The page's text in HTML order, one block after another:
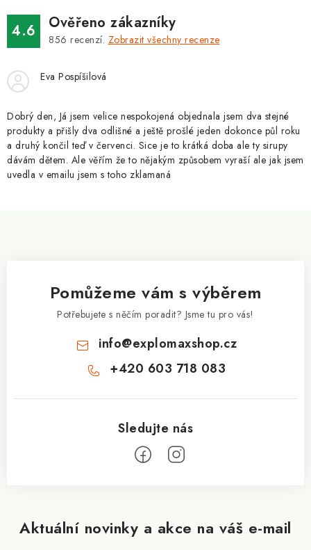
v
k
v
ý
p
i
s
u
v
á
n
4.6 Ověřeno zákazníky
856 recenzí. Zobrazit všechny recenze
Eva Pospíšilová
Dobrý den, Já jsem velice nespokojená objednala jsem dva stejné
produkty a přišly dva odlišné a ještě prošlé jeden dokonce půl roku
a druhý končil teď v červenci. Sice je to krátká doba ale ty sirupy
dávám dětem. Ale věřím že to nějakým způsobem vyraší ale jak jsem
uvedla v emailu jsem s toho zklamaná
Aktuální novinky a akce na váš e-mail
Pomůžeme vám s výběrem
Potřebujete s něčím poradit? Jsme tu pro vás!
info@explomaxshop.cz
+420 603 718 083